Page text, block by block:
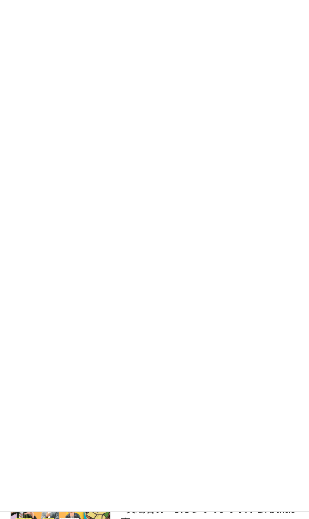
×大嶋啓介×てんつくマンゲストDAI in東